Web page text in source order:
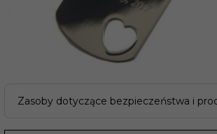
Zasoby dotyczące bezpieczeństwa i